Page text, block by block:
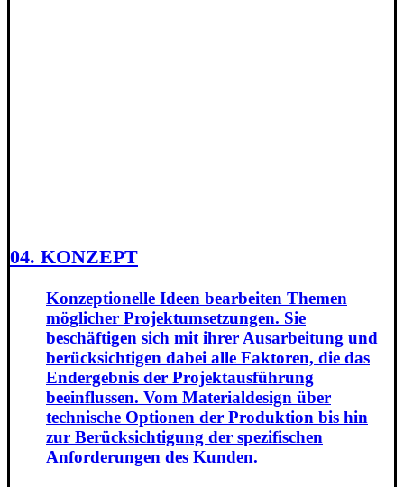
04. KONZEPT
Konzeptionelle Ideen bearbeiten Themen
möglicher Projektumsetzungen. Sie
beschäftigen sich mit ihrer Ausarbeitung und
berücksichtigen dabei alle Faktoren, die das
Endergebnis der Projektausführung
beeinflussen. Vom Materialdesign über
technische Optionen der Produktion bis hin
zur Berücksichtigung der spezifischen
Anforderungen des Kunden.